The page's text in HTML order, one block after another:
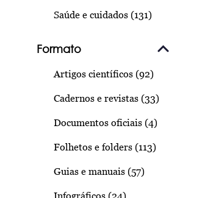
Saúde e cuidados (131)
Formato
Artigos científicos (92)
Cadernos e revistas (33)
Documentos oficiais (4)
Folhetos e folders (113)
Guias e manuais (57)
Infográficos (24)